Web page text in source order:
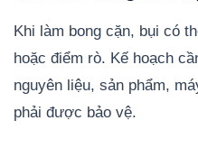
Khi làm bong cặn, bụi có
hoặc điểm rò. Kế hoạch
nguyên liệu, sản phẩm,
phải được bảo vệ.